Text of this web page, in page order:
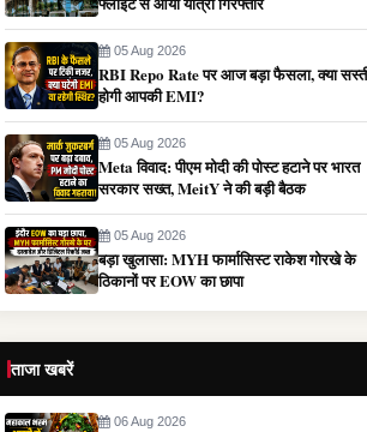
05 Aug 2026
RBI Repo Rate पर आज बड़ा फैसला, क्या
होगी आपकी EMI?
05 Aug 2026
Meta विवाद: पीएम मोदी की पोस्ट हटाने पर भारत
सरकार सख्त, MeitY ने की बड़ी बैठक
05 Aug 2026
बड़ा खुलासा: MYH फार्मासिस्ट राकेश गोरखे के
ठिकानों पर EOW का छापा
ताजा खबरें
06 Aug 2026